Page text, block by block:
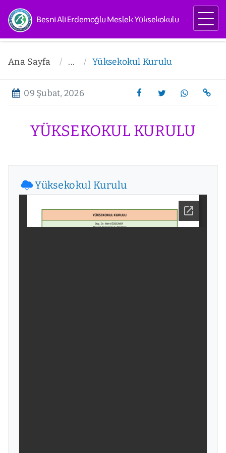
Besni Ali Erdemoğlu Meslek Yüksekokulu
Ana Sayfa ... Yüksekokul Kurulu
09 Şubat, 2026
YÜKSEKOKUL KURULU
Yüksekokul Kurulu